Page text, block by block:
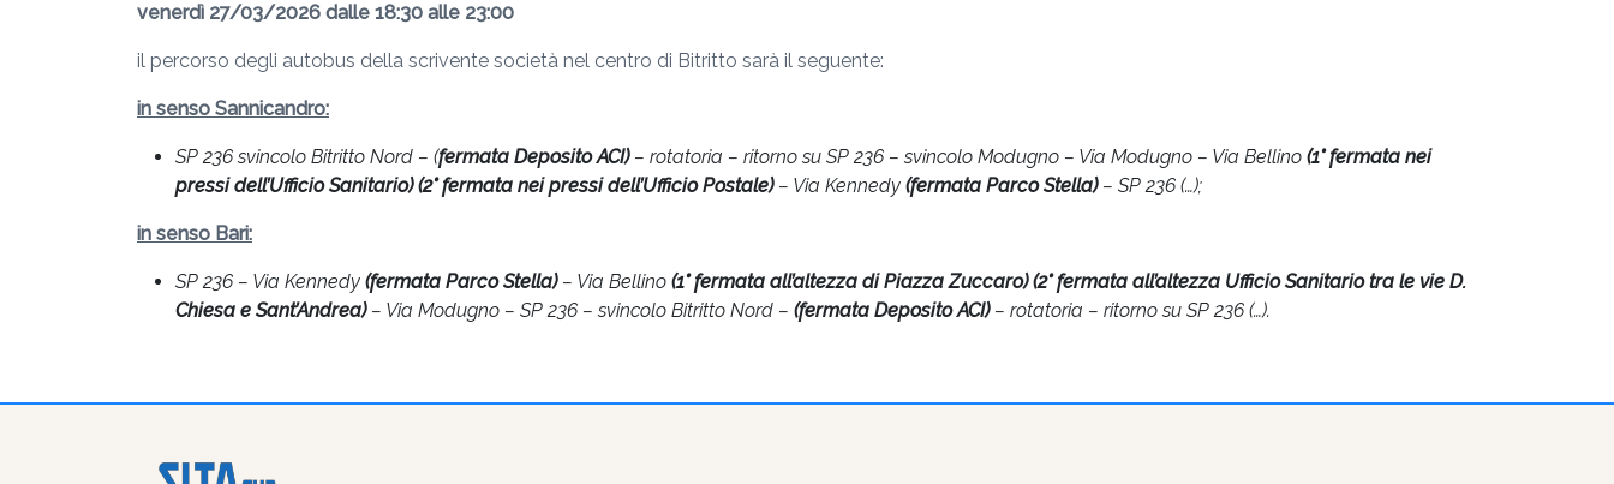
venerdì 27/03/2026 dalle 18:30 alle 23:00
il percorso degli autobus della scrivente società nel centro di Bitritto sarà il seguente:
in senso Sannicandro:
SP 236 svincolo Bitritto Nord – (fermata Deposito ACI)– rotatoria – ritorno su SP 236 – svincolo Modugno – Via Modugno – Via Bellino (1° fermata nei
pressi dell’Ufficio Sanitario) (2° fermata nei pressi dell’Ufficio Postale) – Via Kennedy (fermata Parco Stella)– SP 236 (…);
in senso Bari:
SP 236 – Via Kennedy (fermata Parco Stella)– Via Bellino (1° fermata all’altezza di Piazza Zuccaro) (2° fermata all’altezza Ufficio Sanitario tra le vie D.
Chiesa e Sant’Andrea) – Via Modugno – SP 236 – svincolo Bitritto Nord – (fermata Deposito ACI)– rotatoria – ritorno su SP 236 (…).